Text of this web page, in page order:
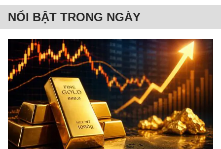
NỔI BẬT TRONG NGÀY